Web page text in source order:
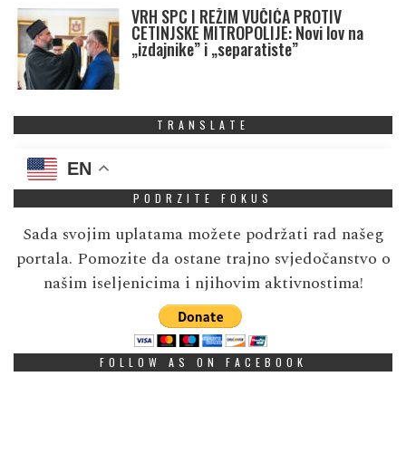
VRH SPC I REŽIM VUČIĆA PROTIV
CETINJSKE MITROPOLIJE: Novi lov na
„izdajnike” i „separatiste”
TRANSLATE
EN
PODRZITE FOKUS
Sada svojim uplatama možete podržati rad našeg
portala. Pomozite da ostane trajno svjedočanstvo o
našim iseljenicima i njihovim aktivnostima!
FOLLOW AS ON FACEBOOK